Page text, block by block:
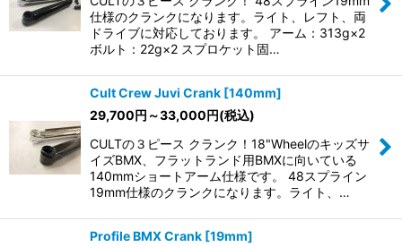
仕様のクランクになります。ライト、レフト、両
ドライブに対応しております。 アーム：313g×2
ボルト：22g×2 スプロケット固…
Cult Crew Juvi Crank [140mm]
29,700円 ～33,000円(税込)
CULTの３ピース クランク！18"Wheelのキッズサ
イズBMX、フラットランド用BMXに向いている
140mmショートアーム仕様です。 48スプライン
19mm仕様のクランクになります。ライト、…
Profile BMX Crank [19mm]